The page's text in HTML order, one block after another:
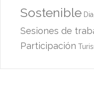
Sostenible
Sesiones de
Participación